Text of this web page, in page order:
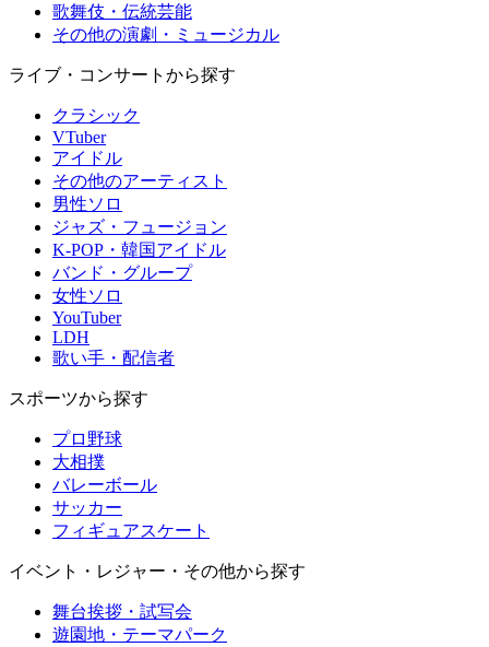
歌舞伎・伝統芸能
その他の演劇・ミュージカル
ライブ・コンサートから探す
クラシック
VTuber
アイドル
その他のアーティスト
男性ソロ
ジャズ・フュージョン
K-POP・韓国アイドル
バンド・グループ
女性ソロ
YouTuber
LDH
歌い手・配信者
スポーツから探す
プロ野球
大相撲
バレーボール
サッカー
フィギュアスケート
イベント・レジャー・その他から探す
舞台挨拶・試写会
遊園地・テーマパーク